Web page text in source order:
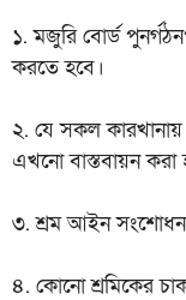
১. মজুরি বোর্ড
করতে হবে।
২. যে সকল
এখনো বাস্তবায়ন করা
৩. শ্রম আইন
৪. কোনো শ্রমিকের